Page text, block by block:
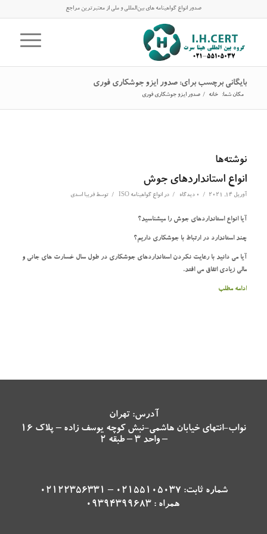
صدور انواع گواهینامه های بین‌المللی و ملی از معتبرترین مراجع
بایگانی برچسب برای: صدور ایزو جوشکاری فوری
مکان شما: خانه / صدور ایزو جوشکاری فوری
نوشته‌ها
انواع استانداردهای جوش
آوریل 14, 2021 / 0 دیدگاه / در انواع گواهینامه ISO / توسط فریبا اسدی
آیا انواع استانداردهای جوش را میشناسید؟
چند استاندارد در ارتباط با جوشکاری داریم؟
آیا می دانید با رعایت نکردن استانداردهای جوشکاری در طول سال خسارت های جانی و
مالی زیادی اتفاق می افتد.
ادامه مطلب
آدرس: تهران
نواب-انتهای خیابان هاشمی-نبش کوچه یوسف زاده – پلاک 16
– واحد 3 – طبقه 2
شماره ثابت: 02155105037 – 02122356331
همراه : 09394399683